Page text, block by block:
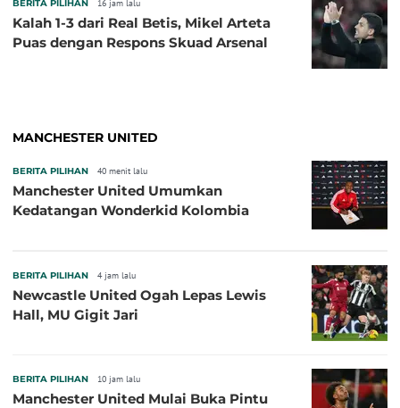
BERITA PILIHAN 16 jam lalu
Kalah 1-3 dari Real Betis, Mikel Arteta
Puas dengan Respons Skuad Arsenal
MANCHESTER UNITED
BERITA PILIHAN 40 menit lalu
Manchester United Umumkan
Kedatangan Wonderkid Kolombia
BERITA PILIHAN 4 jam lalu
Newcastle United Ogah Lepas Lewis
Hall, MU Gigit Jari
BERITA PILIHAN 10 jam lalu
Manchester United Mulai Buka Pintu